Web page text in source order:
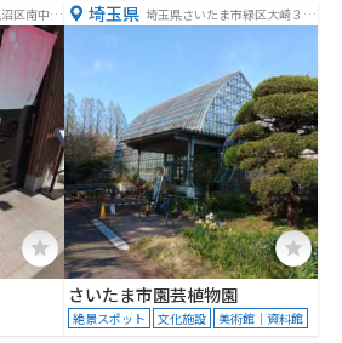
区南中野
埼玉県 埼玉県さいたま市緑区大崎３１
５６−１
さいたま市園芸植物園
絶景スポット 文化施設 美術館｜資料館